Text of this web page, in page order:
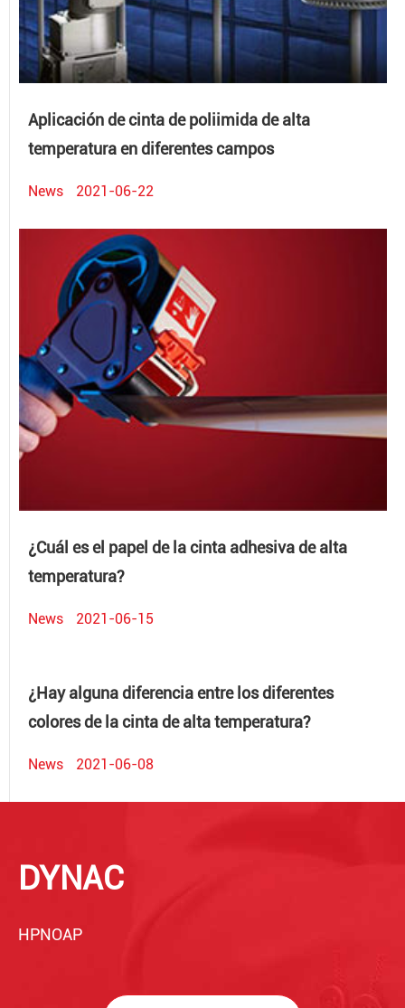
Aplicación de cinta de poliimida de alta
temperatura en diferentes campos
News 2021-06-22
¿Cuál es el papel de la cinta adhesiva de alta
temperatura?
News 2021-06-15
¿Hay alguna diferencia entre los diferentes
colores de la cinta de alta temperatura?
News 2021-06-08
DYNAC
HPNOAP